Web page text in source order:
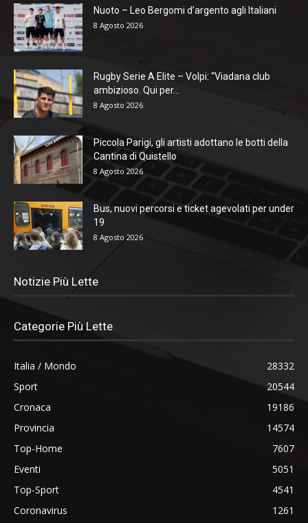
Nuoto – Leo Bergomi d’argento agli Italiani
8 Agosto 2026
Rugby Serie A Elite – Volpi: “Viadana club
ambizioso. Qui per...
8 Agosto 2026
Piccola Parigi, gli artisti adottano le botti della
Cantina di Quistello
8 Agosto 2026
Bus, nuovi percorsi e ticket agevolati per under
19
8 Agosto 2026
Notizie Più Lette
Categorie Più Lette
Italia / Mondo
28332
Sport
20544
Cronaca
19186
Provincia
14574
Top-Home
7607
Eventi
5051
Top-Sport
4541
Coronavirus
1261